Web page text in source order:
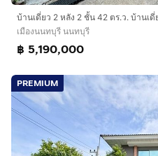
เมืองนนทบุรี นนทบุรี
฿ 5,190,000
PREMIUM